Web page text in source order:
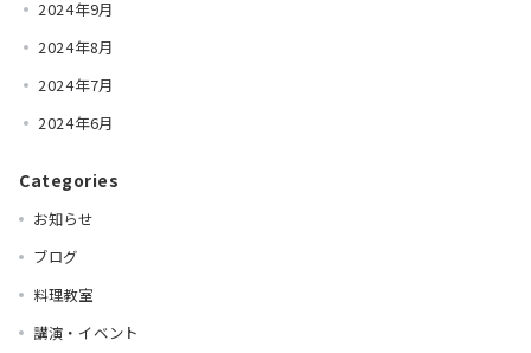
2024年9月
2024年8月
2024年7月
2024年6月
Categories
お知らせ
ブログ
料理教室
講演・イベント